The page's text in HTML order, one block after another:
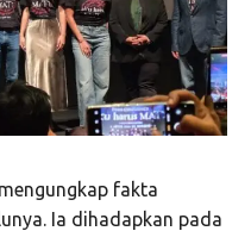
fakta
Ia dihadapkan pada